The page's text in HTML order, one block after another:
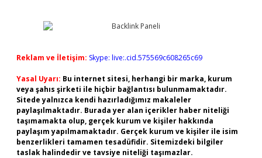
Reklam ve İletişim: Skype: live:.cid.575569c608265c69
Yasal Uyarı: Bu internet sitesi, herhangi bir marka, kurum
veya şahıs şirketi ile hiçbir bağlantısı bulunmamaktadır.
Sitede yalnızca kendi hazırladığımız makaleler
paylaşılmaktadır. Burada yer alan içerikler haber niteliği
taşımamakta olup, gerçek kurum ve kişiler hakkında
paylaşım yapılmamaktadır. Gerçek kurum ve kişiler ile isim
benzerlikleri tamamen tesadüfidir. Sitemizdeki bilgiler
taslak halindedir ve tavsiye niteliği taşımazlar.